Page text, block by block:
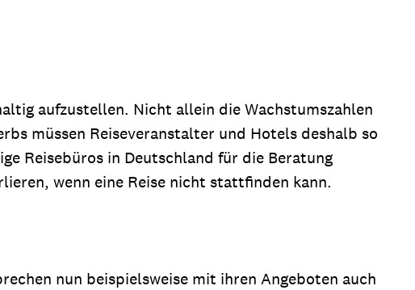
aufzustellen. Nicht allein die Wachstumszahlen
müssen Reiseveranstalter und Hotels deshalb so
Reisebüros in Deutschland für die Beratung
wenn eine Reise nicht stattfinden kann.
nun beispielsweise mit ihren Angeboten auch